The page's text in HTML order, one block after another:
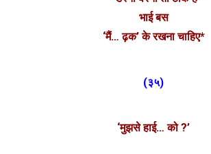
भाई बस
‘मैं… ढ़क’ के रखना चाहिए*
(३५)
‘मुझसे हाई… को ?’